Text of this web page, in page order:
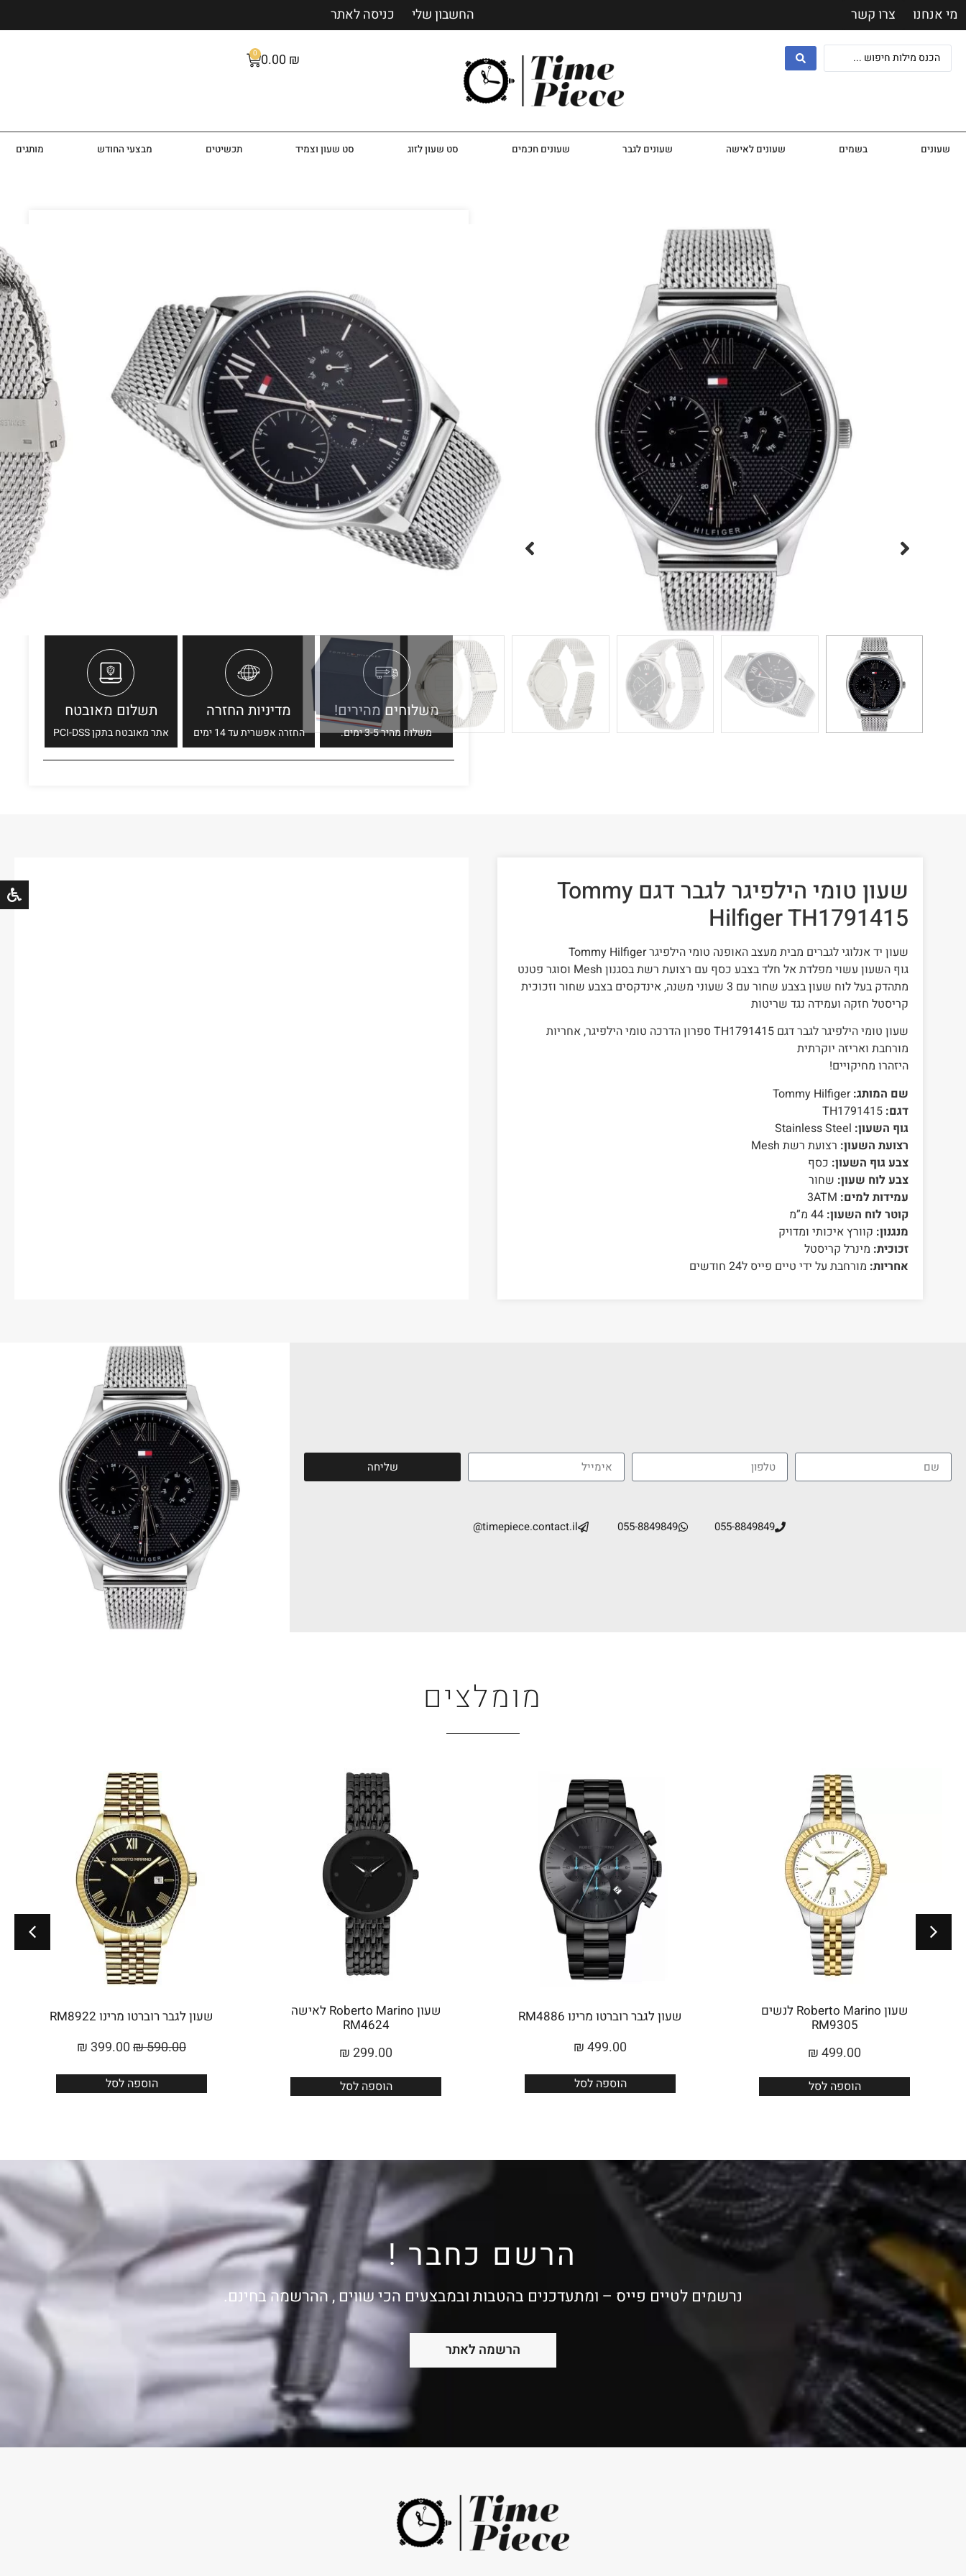
מי אנחנו צרו קשר החשבון שלי כניסה לאתר
0.00 ₪
0
שעונים בשמים שעונים לאישה שעונים לגבר שעונים חכמים סט שעון לזוג סט שעון וצמיד תכשיטים מבצעי החודש מותגים
שעון יד אנלוגי לגברים מבית מעצב האופנה טומי הילפיגר Tommy Hilfiger
מתהדק בעל לוח שעון בצבע שחור עם 3 שעוני משנה, אינדקסים בצבע שחור וזכוכית
קריסטל חזקה ועמידה נגד שריטות
שעון טומי הילפיגר לגבר דגם TH1791415 ספרון הדרכה טומי הילפיגר, אחריות מורחבת
ואריזה יוקרתית
היזהרו מחיקויים!





מק"ט:TH1791415
390.00
משלוחים מהירים!
משלוח מהיר 3-5 ימים.
מדיניות החזרה
החזרה אפשרית עד 14 ימים
תשלום מאובטח
אתר מאובטח בתקן PCI-DSS
שעון טומי הילפיגר לגבר דגם Tommy
Hilfiger TH1791415
שעון יד אנלוגי לגברים מבית מעצב האופנה טומי הילפיגר Tommy Hilfiger
גוף השעון עשוי מפלדת אל חלד בצבע כסף עם רצועת רשת בסגנון Mesh וסוגר פטנט
מתהדק בעל לוח שעון בצבע שחור עם 3 שעוני משנה, אינדקסים בצבע שחור וזכוכית
קריסטל חזקה ועמידה נגד שריטות
שעון טומי הילפיגר לגבר דגם TH1791415 ספרון הדרכה טומי הילפיגר, אחריות
מורחבת ואריזה יוקרתית
היזהרו מחיקויים!
שם המותג:Tommy Hilfiger
דגם:
גוף השעון:
רצועת השעון: רצועת רשת Mesh
צבע גוף השעון: כסף
צבע לוח שעון: שחור
עמידות למים:
קוטר לוח השעון:
מנגנון: קוורץ איכותי ומדויק
זכוכית: מינרל קריסטל
אחריות: מורחבת על ידי טיים פייס ל24 חודשים
שליחה
055-8849849
055-8849849
timepiece.contact.il@
מומלצים
שעון Roberto Marino לנשים
RM9305
499.00
₪
הוספה לסל
שעון לגבר רוברטו מרינו RM4886
499.00
₪
הוספה לסל
שעון Roberto Marino לאישה
RM4624
299.00
₪
הוספה לסל
שעון לגבר רוברטו מרינו RM8922
590.00
₪
399.00
₪
הוספה לסל
הרשם כחבר !
נרשמים לטיים פייס – ומתעדכנים בהטבות ובמבצעים הכי שווים , ההרשמה בחינם.
הרשמה לאתר